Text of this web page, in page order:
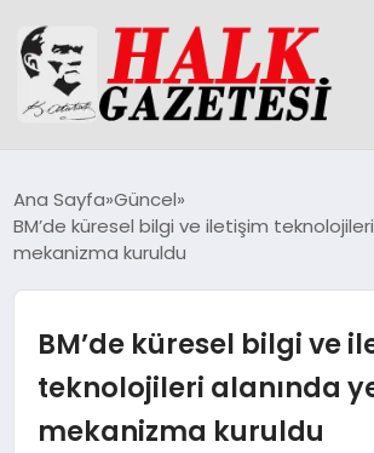
DÜNYA
MAGAZIN
Ana Sayfa Güncel
BM’de küresel bilgi ve iletişim
mekanizma kuruldu
BM’de küresel bilgi ve
teknolojileri alanında
mekanizma kuruldu